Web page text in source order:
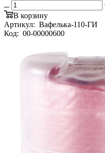
В корзину
Артикул: Вафелька-110-ГИ
Код: 00-00000600